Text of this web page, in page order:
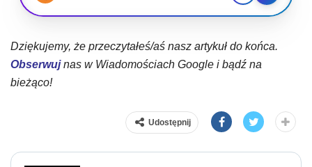
Dziękujemy, że przeczytałeś/aś nasz artykuł do końca.
Obserwujnas w Wiadomościach Google i bądź na
bieżąco!
Udostępnij